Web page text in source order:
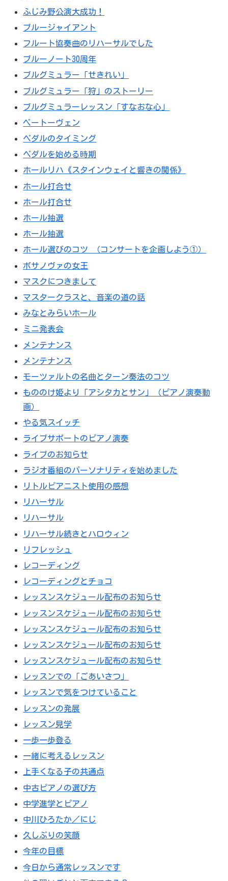
ふじみ野公演大成功！
ブルージャイアント
フルート協奏曲のリハーサルでした
ブルーノート30周年
ブルグミュラー「せきれい」
ブルグミュラー「狩」のストーリー
ブルグミュラーレッスン「すなおな心」
ベートーヴェン
ペダルのタイミング
ペダルを始める時期
ホールリハ《スタインウェイと響きの関係》
ホール打合せ
ホール打合せ
ホール抽選
ホール抽選
ホール選びのコツ （コンサートを企画しよう①）
ボサノヴァの女王
マスクにつきまして
マスタークラスと、音楽の道の話
みなとみらいホール
ミニ発表会
メンテナンス
メンテナンス
モーツァルトの名曲とターン奏法のコツ
もののけ姫より「アシタカとサン」（ピアノ演奏動
画）
やる気スイッチ
ライブサポートのピアノ演奏
ライブのお知らせ
ラジオ番組のパーソナリティを始めました
リトルピアニスト使用の感想
リハーサル
リハーサル
リハーサル続きとハロウィン
リフレッシュ
レコーディング
レコーディングとチョコ
レッスンスケジュール配布のお知らせ
レッスンスケジュール配布のお知らせ
レッスンスケジュール配布のお知らせ
レッスンスケジュール配布のお知らせ
レッスンスケジュール配布のお知らせ
レッスンでの「ごあいさつ」
レッスンで気をつけていること
レッスンの発展
レッスン見学
一歩一歩登る
一緒に考えるレッスン
上手くなる子の共通点
中古ピアノの選び方
中学進学とピアノ
中川ひろたか／にじ
久しぶりの笑顔
今年の目標
今日から通常レッスンです